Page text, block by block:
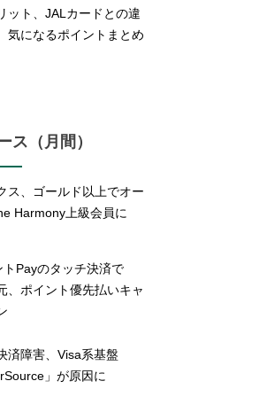
ット、JALカードとの違
気になるポイントまとめ
ス（月間）
ス、ゴールド以上でオー
Harmony上級会員に
トPayのタッチ決済で
、ポイント優先払いキャ
済障害、Visa系基盤
」が原因に